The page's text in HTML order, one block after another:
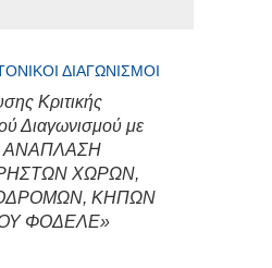
ΔΙΑΓΩΝΙΣΜΟΊ
Κριτικής
Διαγωνισμού με
ΑΝΑΠΛΑΣΗ
ΧΩΡΩΝ,
ΚΗΠΩΝ
ΦΟΔΕΛΕ»